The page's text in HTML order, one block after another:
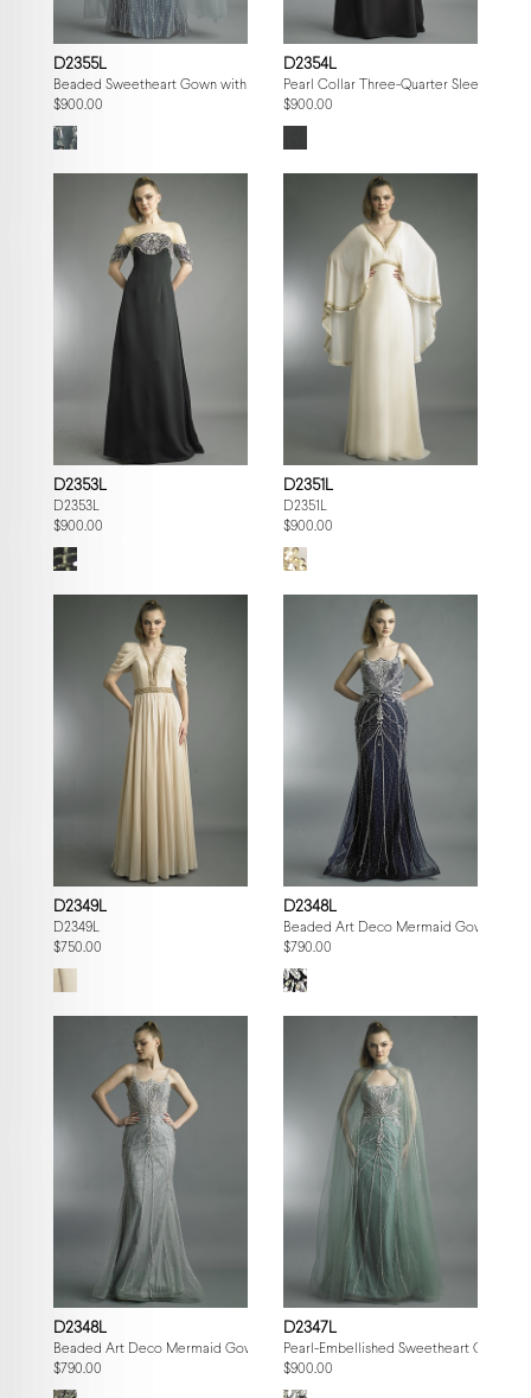
D2355L
Beaded Sweetheart Gown with Tulle Cape
$900.00
D2354L
Pearl Collar Three-Quarter Sleeve
$900.00
D2353L
D2353L
$900.00
D2351L
D2351L
$900.00
D2349L
D2349L
$750.00
D2348L
Beaded Art Deco Mermaid Gown
$790.00
D2348L
Beaded Art Deco Mermaid Gown
$790.00
D2347L
Pearl-Embellished Sweetheart Gown
$900.00